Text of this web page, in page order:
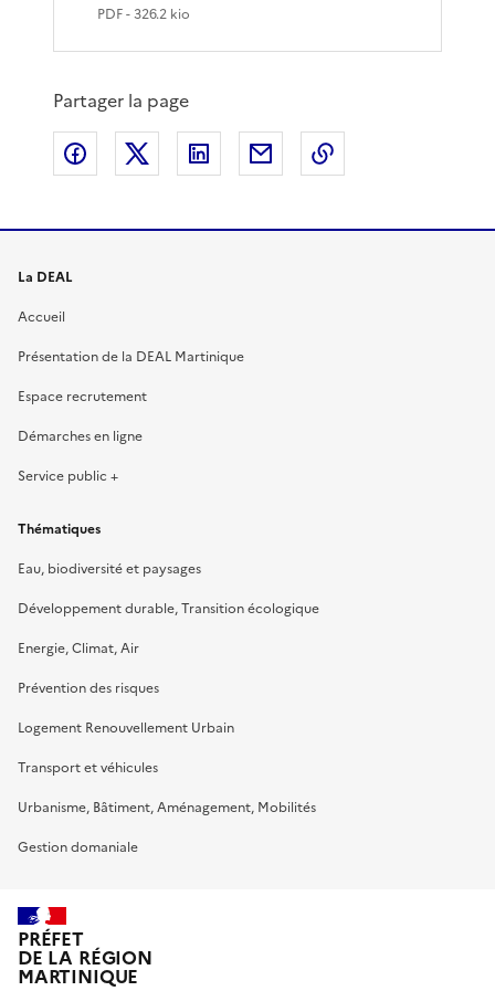
PDF- 326.2 kio
Partager la page
Partager sur Facebook
Partager sur XPartager sur LinkedIn
Partager par email
La DEAL
Accueil
Présentation de la DEAL Martinique
Espace recrutement
Démarches en ligne
Service public +
Thématiques
Eau, biodiversité et paysages
Développement durable, Transition écologique
Energie, Climat, Air
Prévention des risques
Logement Renouvellement Urbain
Transport et véhicules
Urbanisme, Bâtiment, Aménagement, Mobilités
Gestion domaniale
PRÉFET
DE LA RÉGION
MARTINIQUE